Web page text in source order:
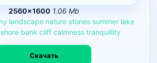
2560×1600 1.06 Mb
landscape nature stones summer lake
shore bank cliff calmness tranquillity
Скачать